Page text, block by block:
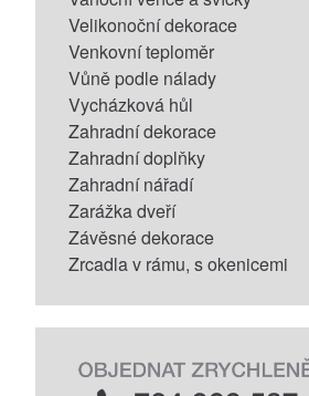
Velikonoční dekorace
Venkovní teploměr
Vůně podle nálady
Vycházková hůl
Zahradní dekorace
Zahradní doplňky
Zahradní nářadí
Zarážka dveří
Závěsné dekorace
Zrcadla v rámu, s okenicemi